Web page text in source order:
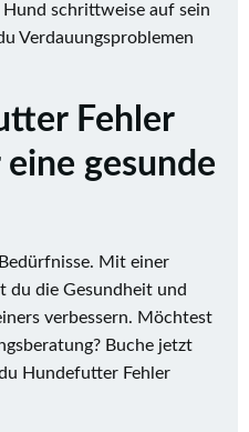
schrittweise auf sein
Verdauungsproblemen
Fehler
gesunde
Mit einer
du die Gesundheit und
verbessern. Möchtest
Buche jetzt
Hundefutter Fehler